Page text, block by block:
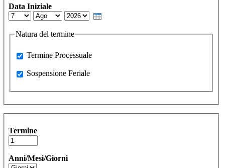
Data Iniziale
Day
Month Year
Natura del termine
Processuale
Termine Processuale
Sospensione Feriale
Sospensione Feriale
Termine
Anni/Mesi/Giorni